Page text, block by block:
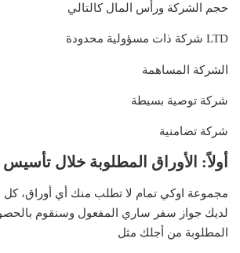
حجم الشركة ورأس المال كالتالي
LTD شركة ذات مسؤولية محدودة
الشركة المساهمة
شركة توصية بسيطة
شركة تضامنية
أولاً: الأوراق المطلوبة خلال
مجموعة اوكي تمام لا تطلب منك أي أوراق، كل
لديك جواز سفر ساري المفعول وسنقوم
المطلوبة من أجلك مثل